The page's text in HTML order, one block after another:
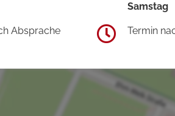
Absprache
Samstag
Termin